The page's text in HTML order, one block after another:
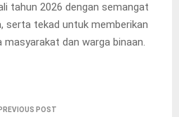
tahun 2026 dengan semangat
serta tekad untuk memberikan
masyarakat dan warga binaan.
PREVIOUS POST